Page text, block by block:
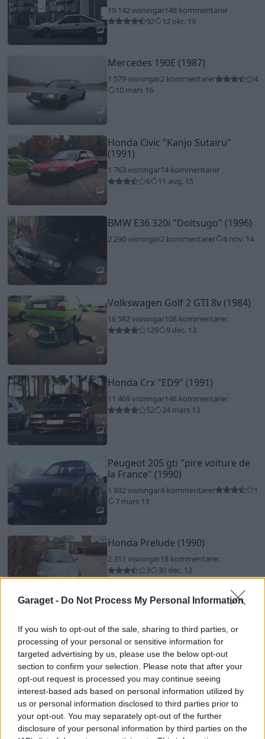
Garaget - Do Not Process My Personal Information
If you wish to opt-out of the sale, sharing to third parties, or
processing of your personal or sensitive information for
targeted advertising by us, please use the below opt-out
section to confirm your selection. Please note that after your
opt-out request is processed you may continue seeing
interest-based ads based on personal information utilized by
us or personal information disclosed to third parties prior to
your opt-out. You may separately opt-out of the further
disclosure of your personal information by third parties on the
20
19 142 visningar148 kommentarer
92
12 okt. 19
Mercedes 190E (1987)
1 579 visningar2 kommentarer
4
10 mars 16
1
Honda Civic "Kanjo Sutairu"
(1991)
1 763 visningar14 kommentarer
6
11 aug. 15
6
BMW E36 320i "Doitsugo" (1996)
2 290 visningar2 kommentarer 6 nov. 14
5
Volkswagen Golf 2 GTI 8v (1984)
16 582 visningar108 kommentarer
129
9 dec. 13
16
Honda Crx "ED9" (1991)
11 469 visningar146 kommentarer
52
24 mars 13
3
Peugeot 205 gti "pire voiture de
la France" (1990)
1 932 visningar4 kommentarer
1
7 mars 13
3
Honda Prelude (1990)
2 311 visningar18 kommentarer
3
30 dec. 12
11
8 366 visningar58 kommentarer
17 mars 12
Ford Escort RS 1.8 (1994)
4 612 visningar15 kommentarer
8
28 juni 09